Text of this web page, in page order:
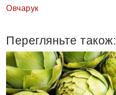
Овчарук
Перегляньте також: